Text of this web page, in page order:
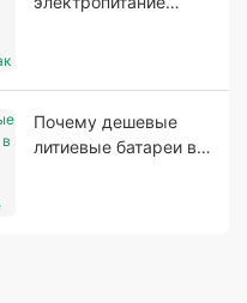
и безопасность.
подходящую
систему хранения
Почему дешевые
литиевые батареи в